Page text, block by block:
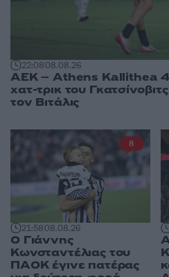
22:0808.08.26
ΑΕΚ – Athens Kallithea
χατ-τρικ του
τον Βιτάλις
21:5808.08.26
Ο Γιάννης
Κωνσταντέλιας του
ΠΑΟΚ έγινε πατέρας
8